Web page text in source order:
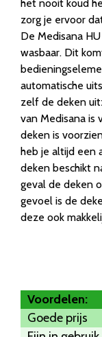
het nooit koud
zorg je ervoor
De Medisana
wasbaar. Dit
automatische
zelf de deken
van Medisana is
deken is
heb je altijd een
deken beschikt
geval de deken
gevoel is de
deze ook
Voordelen:
Goede prijs